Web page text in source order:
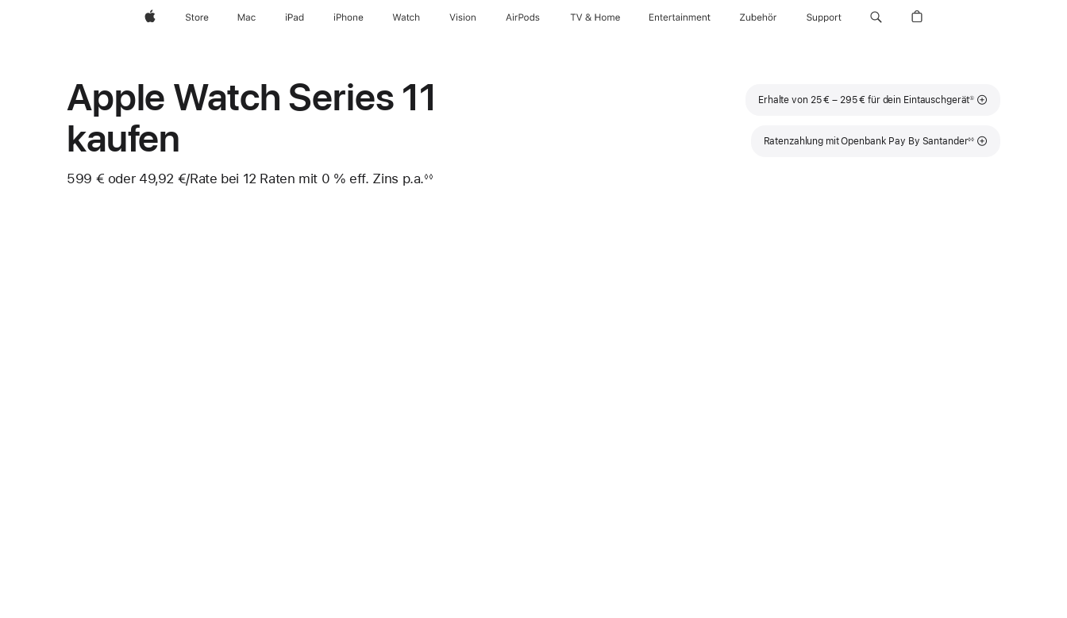
AppleStore Mac iPad iPhone Watch Vision AirPods TV & Home Entertainment Zubehör Support
Apple Watch Series 11
kaufen
599 € oder 49,92 €/Rate pro
bei 12 Raten Raten
mit 0 % eff. Zins p.a.eff.
◊◊
Erhalte von 25 € – 295 € für dein Eintauschgerät
Fußnote
①
Ratenzahlung mit Openbank Pay By Santander
Fußnote
◊◊